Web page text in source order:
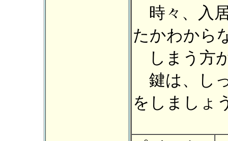
時々、入
たかわから
しまう方
鍵は、し
をしましょ